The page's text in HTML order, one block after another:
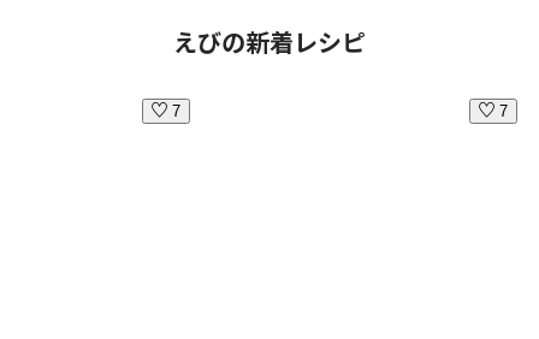
えびの新着レシピ
7 7